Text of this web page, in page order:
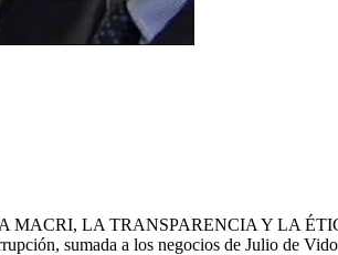
MACRI, LA TRANSPARENCIA Y LA
sumada a los negocios de Julio de